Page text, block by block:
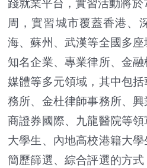
踐就業平台，實習活動將
周，實習城市覆蓋香港、
海、蘇州、武漢等全國多
知名企業、專業律所、金
媒體等多元領域，其中包
務所、金杜律師事務所、
商證券國際、九龍醫院等
大學生、內地高校港籍大
簡歷篩選、綜合評選的方